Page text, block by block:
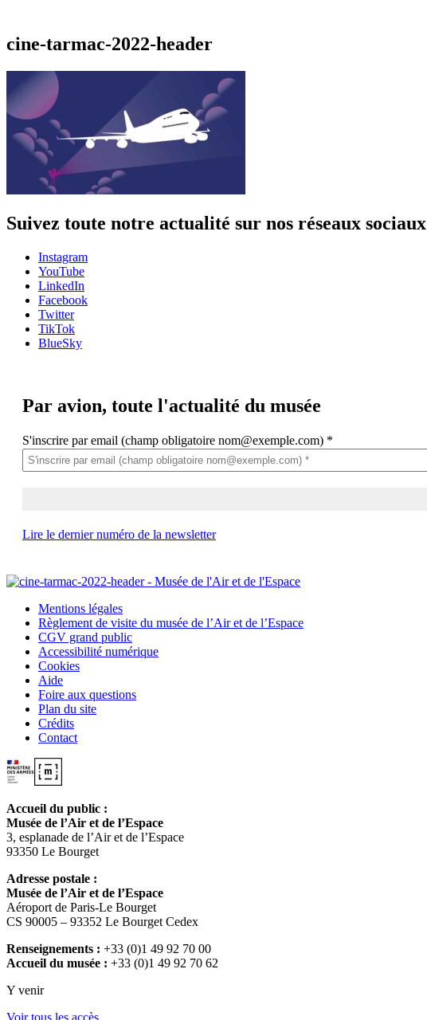
cine-tarmac-2022-header
Suivez toute notre actualité sur nos réseaux sociaux
Instagram
YouTube
LinkedIn
Facebook
Twitter
TikTok
BlueSky
Par avion, toute l'actualité du musée
S'inscrire par email (champ obligatoire nom@exemple.com) *
Lire le dernier numéro de la newsletter
Mentions légales
Règlement de visite du musée de l’Air et de l’Espace
CGV grand public
Accessibilité numérique
Cookies
Aide
Foire aux questions
Plan du site
Crédits
Contact
Accueil du public :
Musée de l’Air et de l’Espace
3, esplanade de l’Air et de l’Espace
93350 Le Bourget
Adresse postale :
Musée de l’Air et de l’Espace
Aéroport de Paris-Le Bourget
CS 90005 – 93352 Le Bourget Cedex
Renseignements : +33 (0)1 49 92 70 00
Accueil du musée : +33 (0)1 49 92 70 62
Y venir